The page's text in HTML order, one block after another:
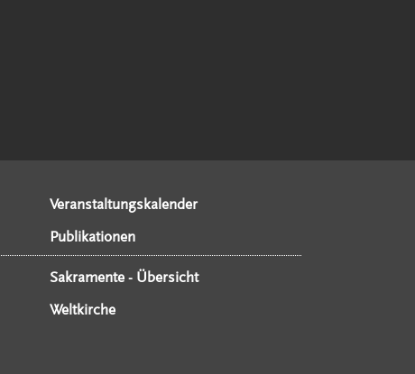
Veranstaltungskalender
Publikationen
Sakramente - Übersicht
Weltkirche